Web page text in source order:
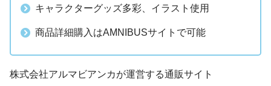
キャラクターグッズ多彩、イラスト使用
商品詳細購入はAMNIBUSサイトで可能
株式会社アルマビアンカが運営する通販サイト